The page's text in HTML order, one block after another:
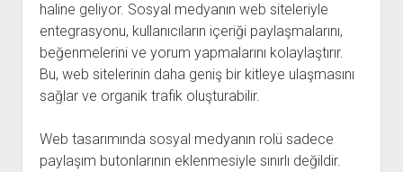
haline geliyor. Sosyal medyanın web siteleriyle
entegrasyonu, kullanıcıların içeriği paylaşmalarını,
beğenmelerini ve yorum yapmalarını kolaylaştırır.
Bu, web sitelerinin daha geniş bir kitleye ulaşmasını
sağlar ve organik trafik oluşturabilir.
Web tasarımında sosyal medyanın rolü sadece
paylaşım butonlarının eklenmesiyle sınırlı değildir.